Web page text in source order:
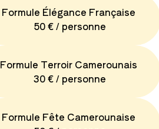
Formule Élégance Française
50 € / personne
Formule Terroir Camerounais
30 € / personne
Formule Fête Camerounaise